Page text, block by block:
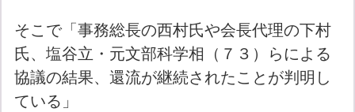
そこで「事務総長の西村氏や会長代理の下村
氏、塩谷立・元文部科学相（７３）らによる
協議の結果、還流が継続されたことが判明し
ている」